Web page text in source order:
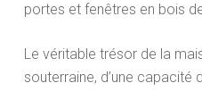
portes et fenêtres en bois
Le véritable trésor de la
souterraine, d’une capacité